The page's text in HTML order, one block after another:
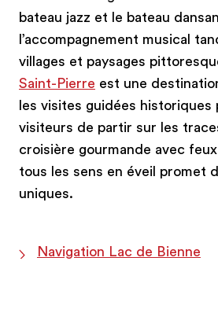
bateau jazz et le bateau
l’accompagnement musical
villages et paysages
Saint-Pierre est une
les visites guidées
visiteurs de partir sur les
croisière gourmande avec
tous les sens en éveil promet
uniques.
Navigation Lac de Bienne